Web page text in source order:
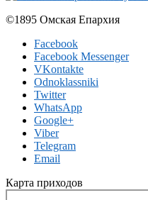
©1895 Омская Епархия
Facebook
Facebook Messenger
VKontakte
Odnoklassniki
Twitter
WhatsApp
Google+
Viber
Telegram
Email
Карта приходов